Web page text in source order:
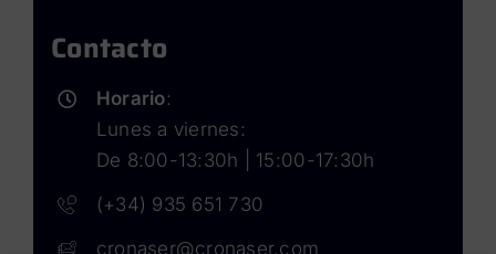
Contacto
Horario:
Lunes a viernes:
De 8:00-13:30h | 15:00-17:30h
(+34) 935 651 730
cronaser@cronaser.com